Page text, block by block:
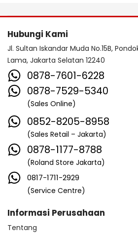
Hubungi Kami
Jl. Sultan Iskandar Muda No.15B,
Lama, Jakarta Selatan 12240
0878-7601-6228
0878-7529-5340
(Sales Online)
0852-8205-8958
(Sales Retail – Jakarta)
0878-1177-8788
(Roland Store Jakarta)
0817-1711-2929
(Service Centre)
Informasi Perusahaan
Tentang